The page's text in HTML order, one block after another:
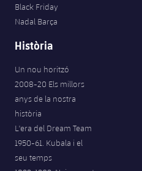
Black Friday
Nadal Barça
Història
Un nou horitzó
2008-20 Els millors
anys de la nostra
història
L'era del Dream Team
1950-61. Kubala i el
seu temps